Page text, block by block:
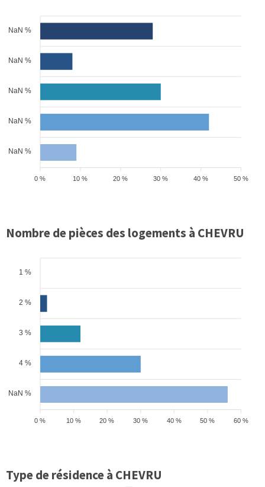
NaN %
NaN %
NaN %
NaN %
NaN %
50 %
40 %
30 %
20 %
10 %
0 %
Nombre de pièces des logements à CHEVRU
1 %
2 %
3 %
4 %
NaN %
60 %
50 %
40 %
30 %
20 %
10 %
0 %
Type de résidence à CHEVRU